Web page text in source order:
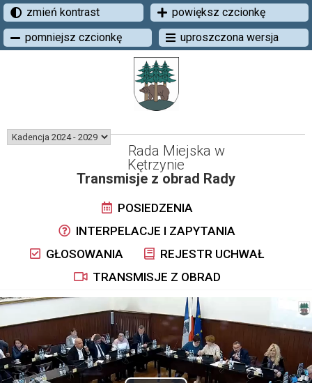
zmień kontrast
powiększ czcionkę
pomniejsz czcionkę
uproszczona wersja
Rada Miejska w
Kętrzynie
Transmisje z obrad Rady
POSIEDZENIA
INTERPELACJE I ZAPYTANIA
GŁOSOWANIA
REJESTR UCHWAŁ
TRANSMISJE Z OBRAD